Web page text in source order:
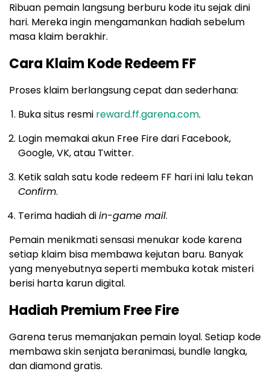
Ribuan pemain langsung berburu kode itu sejak dini
hari. Mereka ingin mengamankan hadiah sebelum
masa klaim berakhir.
Cara Klaim Kode Redeem FF
Proses klaim berlangsung cepat dan sederhana:
Buka situs resmi reward.ff.garena.com.
Login memakai akun Free Fire dari Facebook,
Google, VK, atau Twitter.
Ketik salah satu kode redeem FF hari ini lalu tekan
Confirm.
Terima hadiah diin-game mail.
Pemain menikmati sensasi menukar kode karena
setiap klaim bisa membawa kejutan baru. Banyak
yang menyebutnya seperti membuka kotak misteri
berisi harta karun digital.
Hadiah Premium Free Fire
Garena terus memanjakan pemain loyal. Setiap kode
membawa skin senjata beranimasi, bundle langka,
dan diamond gratis.